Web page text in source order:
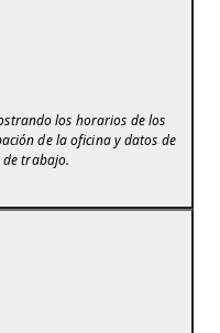
los horarios de los
de la oficina y datos de
de trabajo.